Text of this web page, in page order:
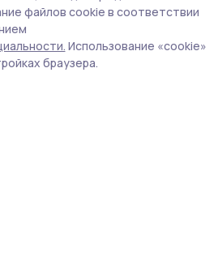
файлов cookie в соответствии
Использование «cookie»
браузера.